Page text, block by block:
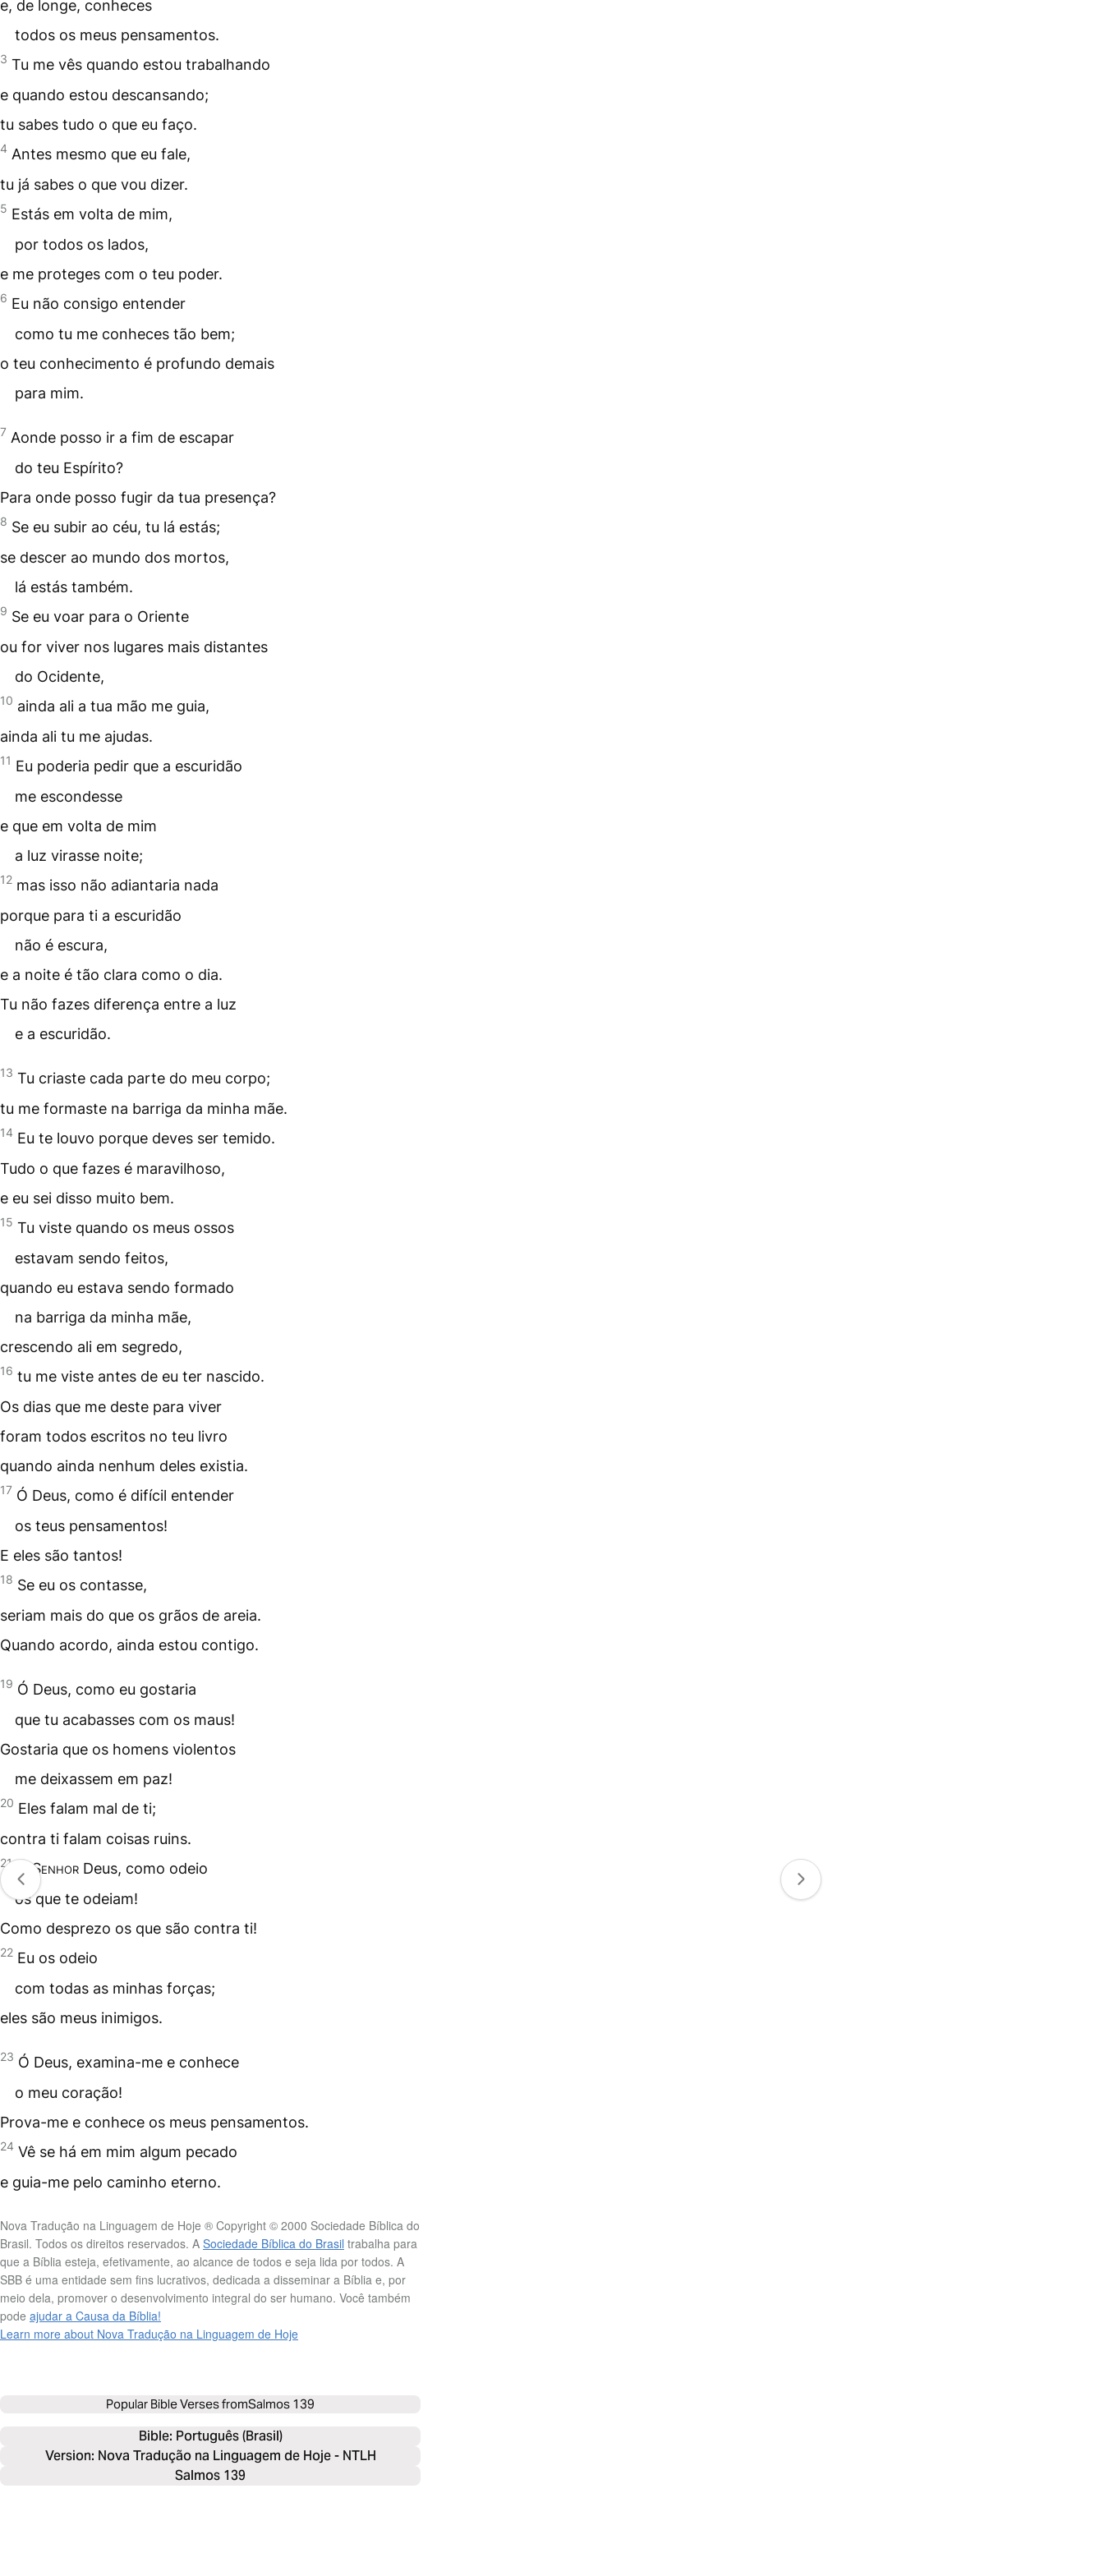
e, de longe, conheces
todos os meus pensamentos.
3 Tu me vês quando estou trabalhando
e quando estou descansando;
tu sabes tudo o que eu faço.
4 Antes mesmo que eu fale,
tu já sabes o que vou dizer.
5 Estás em volta de mim,
por todos os lados,
e me proteges com o teu poder.
6 Eu não consigo entender
como tu me conheces tão bem;
o teu conhecimento é profundo demais
para mim.
7 Aonde posso ir a fim de escapar
do teu Espírito?
Para onde posso fugir da tua presença?
8 Se eu subir ao céu, tu lá estás;
se descer ao mundo dos mortos,
lá estás também.
9 Se eu voar para o Oriente
ou for viver nos lugares mais distantes
do Ocidente,
10 ainda ali a tua mão me guia,
ainda ali tu me ajudas.
11 Eu poderia pedir que a escuridão
me escondesse
e que em volta de mim
a luz virasse noite;
12 mas isso não adiantaria nada
porque para ti a escuridão
não é escura,
e a noite é tão clara como o dia.
Tu não fazes diferença entre a luz
e a escuridão.
13 Tu criaste cada parte do meu corpo;
tu me formaste na barriga da minha mãe.
14 Eu te louvo porque deves ser temido.
Tudo o que fazes é maravilhoso,
e eu sei disso muito bem.
15 Tu viste quando os meus ossos
estavam sendo feitos,
quando eu estava sendo formado
na barriga da minha mãe,
crescendo ali em segredo,
16 tu me viste antes de eu ter nascido.
Os dias que me deste para viver
foram todos escritos no teu livro
quando ainda nenhum deles existia.
17 Ó Deus, como é difícil entender
os teus pensamentos!
E eles são tantos!
18 Se eu os contasse,
seriam mais do que os grãos de areia.
Quando acordo, ainda estou contigo.
19 Ó Deus, como eu gostaria
que tu acabasses com os maus!
Gostaria que os homens violentos
me deixassem em paz!
20 Eles falam mal de ti;
contra ti falam coisas ruins.
21 ÓSenhor Deus, como odeio
os que te odeiam!
Como desprezo os que são contra ti!
22 Eu os odeio
com todas as minhas forças;
eles são meus inimigos.
23 Ó Deus, examina-me e conhece
o meu coração!
Prova-me e conhece os meus pensamentos.
24 Vê se há em mim algum pecado
e guia-me pelo caminho eterno.
Nova Tradução na Linguagem de Hoje ® Copyright © 2000 Sociedade Bíblica do
Brasil. Todos os direitos reservados. A Sociedade Bíblica do Brasil trabalha para
que a Bíblia esteja, efetivamente, ao alcance de todos e seja lida por todos. A
SBB é uma entidade sem fins lucrativos, dedicada a disseminar a Bíblia e, por
meio dela, promover o desenvolvimento integral do ser humano. Você também
pode ajudar a Causa da Bíblia!
Learn more about Nova Tradução na Linguagem de Hoje
Popular Bible Verses fromSalmos 139
Bible: Português (Brasil)
Version: Nova Tradução na Linguagem de Hoje - NTLH
Salmos 139